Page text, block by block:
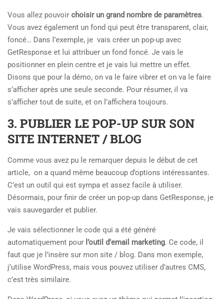
Vous allez pouvoir choisir un grand nombre de paramètres.
Vous avez également un fond qui peut être transparent, clair,
foncé… Dans l’exemple, je vais créer un pop-up avec
GetResponse et lui attribuer un fond foncé. Je vais le
positionner en plein centre et je vais lui mettre un effet.
Disons que pour la démo, on va le faire vibrer et on va le faire
s’afficher après une seule seconde. Pour résumer, il va
s’afficher tout de suite, et on l’affichera toujours.
3. PUBLIER LE POP-UP SUR SON
SITE INTERNET / BLOG
Comme vous avez pu le remarquer depuis le début de cet
article, on a quand même beaucoup d’options intéressantes.
C’est un outil qui est sympa et assez facile à utiliser.
Désormais, pour finir de créer un pop-up dans GetResponse, je
vais sauvegarder et publier.
Je vais sélectionner le code qui a été généré
automatiquement pour l’outil d’email marketing. Ce code, il
faut que je l’insère sur mon site / blog. Dans mon exemple,
j’utilise WordPress, mais vous pouvez utiliser d’autres CMS,
c’est très similaire.